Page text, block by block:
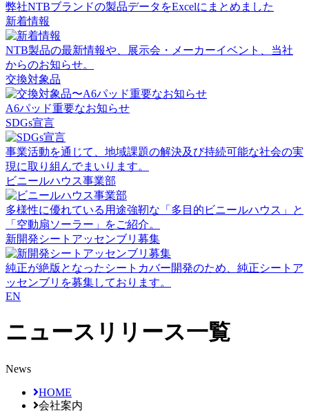
弊社NTBブランドの製品データをExcelにまとめました
新着情報
NTB製品の最新情報や、展示会・メーカーイベント、当社
からのお知らせ。
交換対象品
A6パッド重要なお知らせ
SDGs宣言
事業活動を通じて、地域課題の解決及び持続可能な社会の実
現に取り組んでまいります。
ビニールハウス事業部
多様性に優れている用途強靭な「多目的ビニールハウス」と
「空動扇ソーラー」をご紹介。
新開発シートアッセンブリ募集
純正が絶版となったシートカバー開発のため、純正シートア
ッセンブリを募集しております。
EN
ニュースリリース一覧
News
HOME
会社案内